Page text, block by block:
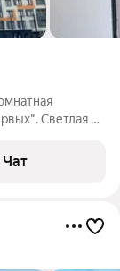
Светлая и
кирпичного
Чат